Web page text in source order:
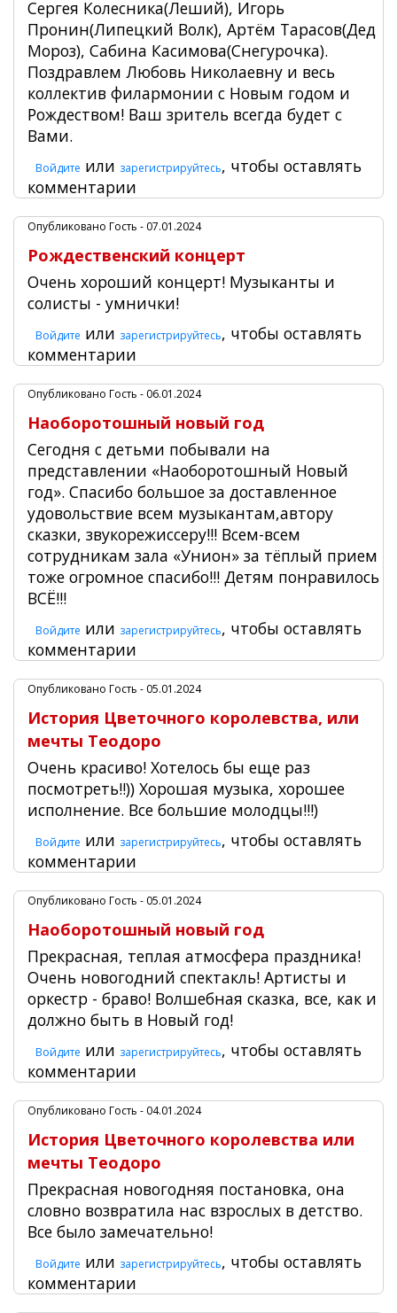
Сергея Колесника(Леший), Игорь
Пронин(Липецкий Волк), Артём Тарасов(Дед
Мороз), Сабина Касимова(Снегурочка).
Поздравлем Любовь Николаевну и весь
коллектив филармонии с Новым годом и
Рождеством! Ваш зритель всегда будет с
Вами.
Войдите или зарегистрируйтесь, чтобы оставлять
комментарии
Опубликовано Гость - 07.01.2024
Рождественский концерт
Очень хороший концерт! Музыканты и
солисты - умнички!
Войдите или зарегистрируйтесь, чтобы оставлять
комментарии
Опубликовано Гость - 06.01.2024
Наоборотошный новый год
Сегодня с детьми побывали на
представлении «Наоборотошный Новый
год». Спасибо большое за доставленное
удовольствие всем музыкантам,автору
сказки, звукорежиссеру!!! Всем-всем
сотрудникам зала «Унион» за тёплый прием
тоже огромное спасибо!!! Детям понравилось
ВСЁ!!!
Войдите или зарегистрируйтесь, чтобы оставлять
комментарии
Опубликовано Гость - 05.01.2024
История Цветочного королевства, или
мечты Теодоро
Очень красиво! Хотелось бы еще раз
посмотреть!!)) Хорошая музыка, хорошее
исполнение. Все большие молодцы!!!)
Войдите или зарегистрируйтесь, чтобы оставлять
комментарии
Опубликовано Гость - 05.01.2024
Наоборотошный новый год
Прекрасная, теплая атмосфера праздника!
Очень новогодний спектакль! Артисты и
оркестр - браво! Волшебная сказка, все, как и
должно быть в Новый год!
Войдите или зарегистрируйтесь, чтобы оставлять
комментарии
Опубликовано Гость - 04.01.2024
История Цветочного королевства или
мечты Теодоро
Прекрасная новогодняя постановка, она
словно возвратила нас взрослых в детство.
Все было замечательно!
Войдите или зарегистрируйтесь, чтобы оставлять
комментарии